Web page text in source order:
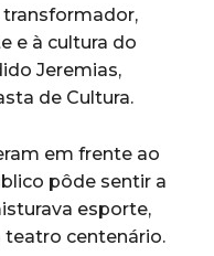
e à cultura do
Jeremias,
de Cultura.
em frente ao
pôde sentir a
esporte,
teatro centenário.